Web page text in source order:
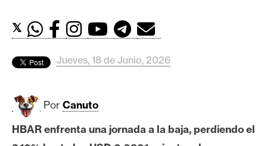
d
s
B
t
𝕏
Jueves, 18 de Junio, 2026
Por Canuto
HBAR enfrenta una jornada a la baja, perdiendo el